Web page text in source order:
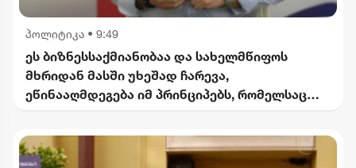
პოლიტიკა • 9:49
ეს ბიზნესსაქმიანობაა და სახელმწიფოს
მხრიდან მასში უხეშად ჩარევა,
ეწინააღმდეგება იმ პრინციპებს, რომელსაც
"ინტერრაოს" დასანქცირებაზე